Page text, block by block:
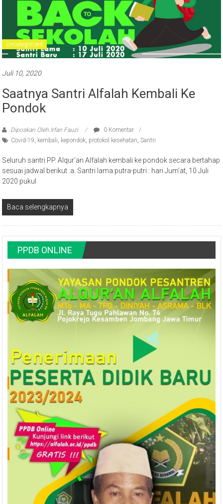
Uncategorized
Juli 10, 2020
Saatnya Santri Alfalah Kembali Ke
Pondok
Diposkan Oleh:Irfan Fauzi
0 Komentar
Covid-19 kembali kepondok protokol kesehatan ,Santri
Seluruh santri PP. Alqur’an Alfalah kembali ke pondok secara bertahap
sesuai jadwal berikut :a. Santri lama putra-putri : hari Jum’at, 10 Juli
2020 pukul
Baca selengkapnya
PPDB ONLINE